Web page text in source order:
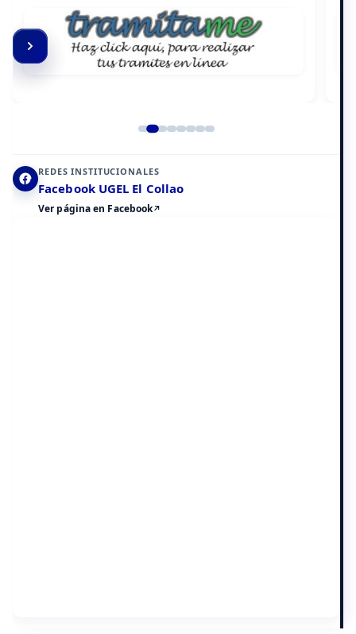
REDES INSTITUCIONALES
Facebook UGEL El Collao
Ver página en Facebook